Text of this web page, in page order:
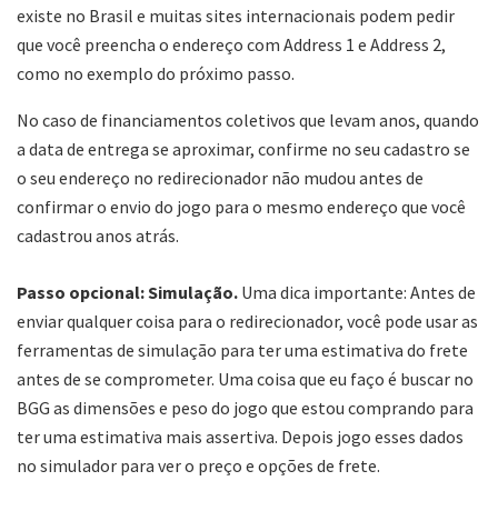
existe no Brasil e muitas sites internacionais podem pedir
que você preencha o endereço com Address 1 e Address 2,
como no exemplo do próximo passo.
No caso de financiamentos coletivos que levam anos, quando
a data de entrega se aproximar, confirme no seu cadastro se
o seu endereço no redirecionador não mudou antes de
confirmar o envio do jogo para o mesmo endereço que você
cadastrou anos atrás.
Passo opcional: Simulação. Uma dica importante: Antes de
enviar qualquer coisa para o redirecionador, você pode usar as
ferramentas de simulação para ter uma estimativa do frete
antes de se comprometer. Uma coisa que eu faço é buscar no
BGG as dimensões e peso do jogo que estou comprando para
ter uma estimativa mais assertiva. Depois jogo esses dados
no simulador para ver o preço e opções de frete.